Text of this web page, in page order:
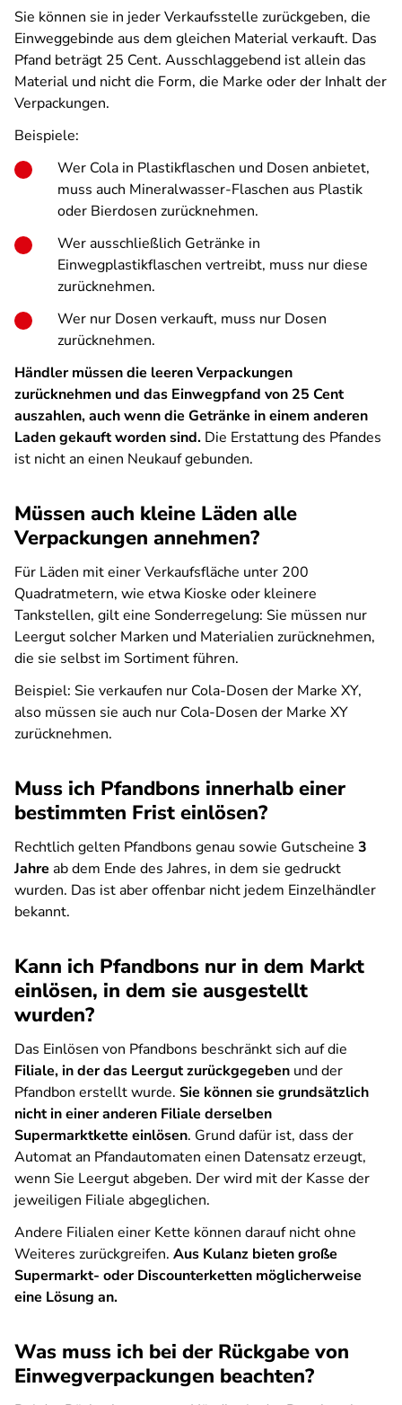
Sie können sie in jeder Verkaufsstelle zurückgeben, die
Einweggebinde aus dem gleichen Material verkauft. Das
Pfand beträgt 25 Cent. Ausschlaggebend ist allein das
Material und nicht die Form, die Marke oder der Inhalt der
Verpackungen.
Beispiele:
Wer Cola in Plastikflaschen und Dosen anbietet,
muss auch Mineralwasser-Flaschen aus Plastik
oder Bierdosen zurücknehmen.
Wer ausschließlich Getränke in
Einwegplastikflaschen vertreibt, muss nur diese
zurücknehmen.
Wer nur Dosen verkauft, muss nur Dosen
zurücknehmen.
Händler müssen die leeren Verpackungen
zurücknehmen und das Einwegpfand von 25 Cent
auszahlen, auch wenn die Getränke in einem anderen
Laden gekauft worden sind. Die Erstattung des Pfandes
ist nicht an einen Neukauf gebunden.
Müssen auch kleine Läden alle
Verpackungen annehmen?
Für Läden mit einer Verkaufsfläche unter 200
Quadratmetern, wie etwa Kioske oder kleinere
Tankstellen, gilt eine Sonderregelung: Sie müssen nur
Leergut solcher Marken und Materialien zurücknehmen,
die sie selbst im Sortiment führen.
Beispiel: Sie verkaufen nur Cola-Dosen der Marke XY,
also müssen sie auch nur Cola-Dosen der Marke XY
zurücknehmen.
Muss ich Pfandbons innerhalb einer
bestimmten Frist einlösen?
Rechtlich gelten Pfandbons genau sowie Gutscheine 3
Jahre ab dem Ende des Jahres, in dem sie gedruckt
wurden. Das ist aber offenbar nicht jedem Einzelhändler
bekannt.
Kann ich Pfandbons nur in dem Markt
einlösen, in dem sie ausgestellt
wurden?
Das Einlösen von Pfandbons beschränkt sich auf die
Filiale, in der das Leergut zurückgegeben und der
Pfandbon erstellt wurde. Sie können sie grundsätzlich
nicht in einer anderen Filiale derselben
Supermarktkette einlösen. Grund dafür ist, dass der
Automat an Pfandautomaten einen Datensatz erzeugt,
wenn Sie Leergut abgeben. Der wird mit der Kasse der
jeweiligen Filiale abgeglichen.
Andere Filialen einer Kette können darauf nicht ohne
Weiteres zurückgreifen. Aus Kulanz bieten große
Supermarkt- oder Discounterketten möglicherweise
eine Lösung an.
Was muss ich bei der Rückgabe von
Einwegverpackungen beachten?